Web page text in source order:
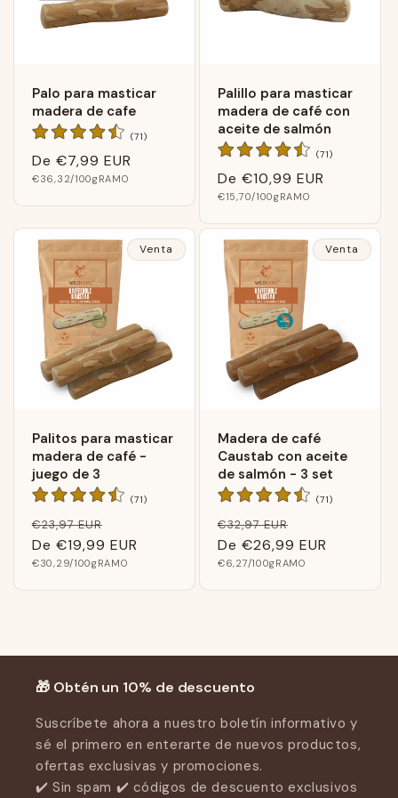
Palo para masticar
madera de cafe
(71)71
Precio
normal
De €7,99 EUR
Precio
€36,32/100gRAMO
Palillo para masticar
madera de café con
aceite de salmón
(71)71
Precio
normal
De €10,99 EUR
Precio
€15,70/100gRAMO
Venta
Palitos para masticar
madera de café -
juego de 3
(71)71
Precio
normal
€23,97 EUR
de
venta
De €19,99 EUR
Precio
€30,29/100gRAMO
Venta
Madera de café
Caustab con aceite
de salmón - 3 set
(71)71
Precio
normal
€32,97 EUR
de
venta
De €26,99 EUR
Precio
€6,27/100gRAMO
🎁 Obtén un 10% de descuento
Suscríbete ahora a nuestro boletín informativo y
sé el primero en enterarte de nuevos productos,
ofertas exclusivas y promociones.
✔️ Sin spam ✔️ códigos de descuento exclusivos